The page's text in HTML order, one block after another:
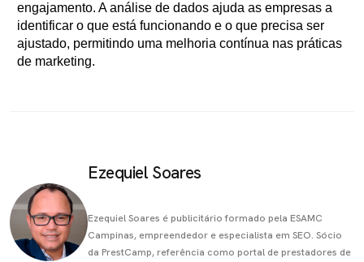
engajamento. A análise de dados ajuda as empresas a
identificar o que está funcionando e o que precisa ser
ajustado, permitindo uma melhoria contínua nas práticas
de marketing.
Ezequiel Soares
Ezequiel Soares é publicitário formado pela ESAMC
Campinas, empreendedor e especialista em SEO. Sócio
da PrestCamp, referência como portal de prestadores de